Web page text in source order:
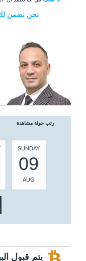
نحن نضمن
رتب جولة مشاهدة
SUNDAY
09
AUG
يتم قبول